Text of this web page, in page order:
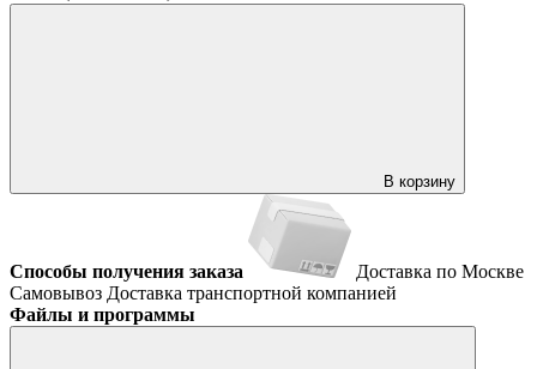
В корзину
Способы получения заказа
Доставка по Москве
Самовывоз Доставка транспортной компанией
Файлы и программы